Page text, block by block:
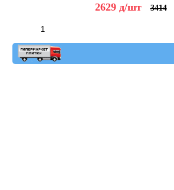
2629 д/шт 3414